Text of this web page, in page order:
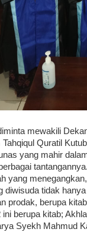
mewakili
Quratil
yang mahir
yang
diwisuda tidak
prodak, berupa
ini berupa kitab;
Syekh Mahmud